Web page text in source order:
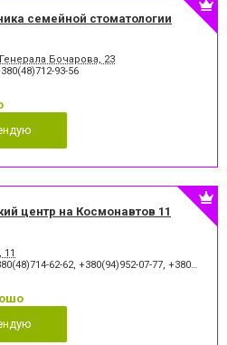
семейной стоматологии
Бочарова, 23
93-56
центр на Космонавтов 11
11
62-62, +380(94)952-07-77, +380(48)795-77-77